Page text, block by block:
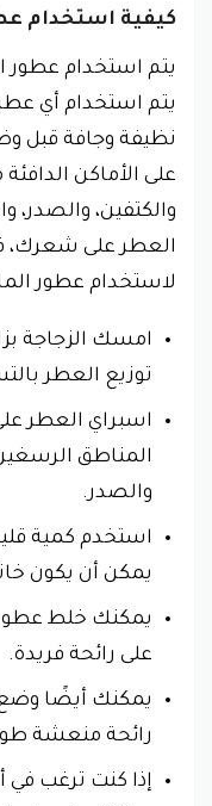
كيفية استخدام
يتم استخدام عطور
يتم استخدام أي
نظيفة وجافة قبل
على الأماكن
والكتفين،
العطر على شعرك،
لاستخدام عطور
توزيع العطر
اسبراي العطر
المناطق
والصدر.
استخدم كمية
يمكن أن يكون
يمكنك خلط عطور
على رائحة فريدة.
يمكنك أيضًا
رائحة منعشة
إذا كنت ترغب في